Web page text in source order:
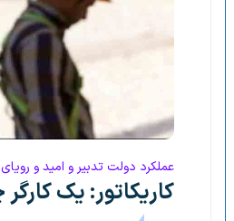
عملکرد دولت تدبیر و امید و
کاریکاتور: یک